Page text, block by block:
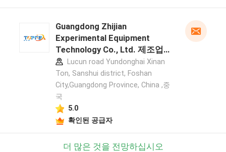
Guangdong Zhijian
Experimental Equipment
Technology Co., Ltd. 제조업체
프로필Lucun road Yundonghai Xinan
Ton, Sanshui district, Foshan
City,Guangdong Province, China ,중
국
5.0
확인된 공급자
더 많은 것을 전망하십시오